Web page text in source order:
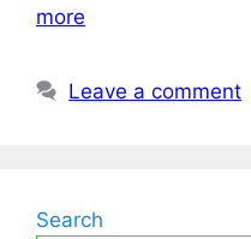
more
Leave a comment
Search